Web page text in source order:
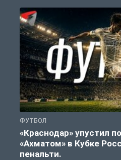
ФУТБОЛ
«Краснодар» упустил
«Ахматом» в Кубке
пенальти.